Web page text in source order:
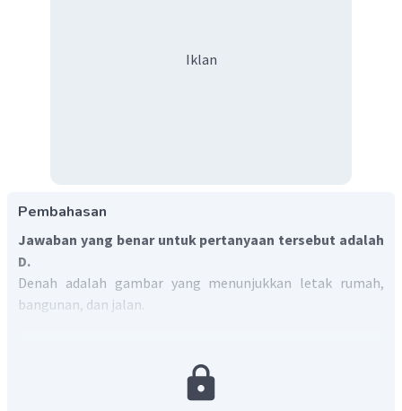
Iklan
Pembahasan
Jawaban yang benar untuk pertanyaan tersebut adalah
D.
Denah adalah gambar yang menunjukkan letak rumah,
bangunan, dan jalan.
arah atas menunjukkan utara
arah kanan menunjukkan timur